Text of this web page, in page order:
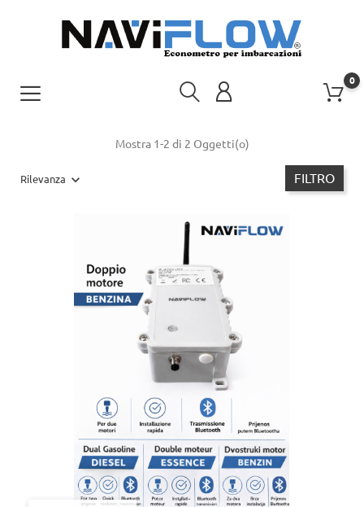
0
Rilevanza FILTRO
Mostra 1-2 di 2 Oggetti(o)